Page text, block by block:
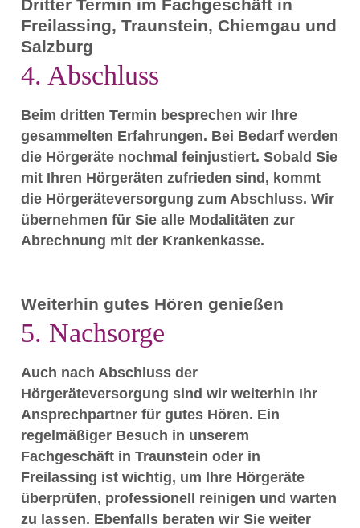
Dritter Termin im Fachgeschäft in
Freilassing, Traunstein, Chiemgau und
Salzburg
4. Abschluss
Beim dritten Termin besprechen wir Ihre
gesammelten Erfahrungen. Bei Bedarf werden
die Hörgeräte nochmal feinjustiert. Sobald Sie
mit Ihren Hörgeräten zufrieden sind, kommt
die Hörgeräteversorgung zum Abschluss. Wir
übernehmen für Sie alle Modalitäten zur
Abrechnung mit der Krankenkasse.
Weiterhin gutes Hören genießen
5. Nachsorge
Auch nach Abschluss der
Hörgeräteversorgung sind wir weiterhin Ihr
Ansprechpartner für gutes Hören. Ein
regelmäßiger Besuch in unserem
Fachgeschäft in Traunstein oder in
Freilassing ist wichtig, um Ihre Hörgeräte
überprüfen, professionell reinigen und warten
zu lassen. Ebenfalls beraten wir Sie weiter